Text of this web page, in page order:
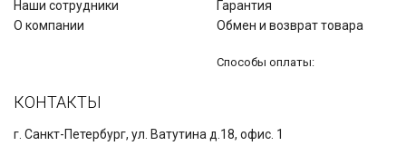
Наши сотрудники
О компании
Гарантия
Обмен и возврат товара
Способы оплаты:
КОНТАКТЫ
г. Санкт-Петербург, ул. Ватутина д.18, офис. 1